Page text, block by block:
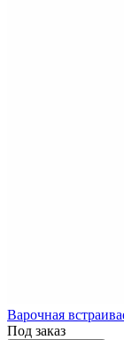
Варочная
Под заказ